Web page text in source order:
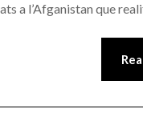
a l’Afganistan que